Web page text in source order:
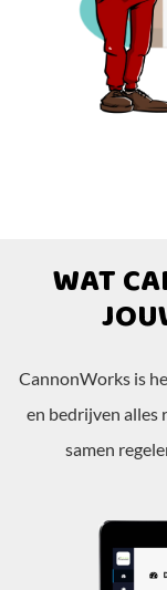
WAT
CannonWorks is
en bedrijven alles
samen